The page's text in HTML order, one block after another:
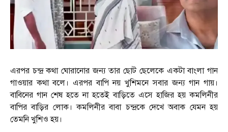
এরপর চন্দ্র কথা ঘোরানোর জন্য তার ছোট ছেলেকে একটা বাংলা গান
গাওয়ার কথা বলে। এরপর বাপি নয় খুশিমনে সবার জন্য গান গায়।
বাবিনের গান শেষ হতে না হতেই বাড়িতে এসে হাজির হয় কমলিনীর
বাপির বাড়ির লোক। কমলিনীর বাবা চন্দ্রকে দেখে অবাক যেমন হয়
তেমনি খুশিও হয়।